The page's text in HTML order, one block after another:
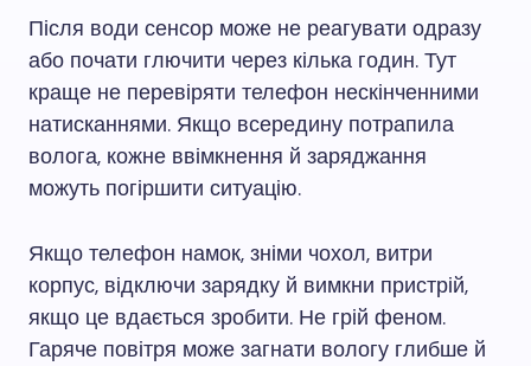
Після води сенсор може не реагувати одразу
або почати глючити через кілька годин. Тут
краще не перевіряти телефон нескінченними
натисканнями. Якщо всередину потрапила
волога, кожне ввімкнення й заряджання
можуть погіршити ситуацію.
Якщо телефон намок, зніми чохол, витри
корпус, відключи зарядку й вимкни пристрій,
якщо це вдається зробити. Не грій феном.
Гаряче повітря може загнати вологу глибше й